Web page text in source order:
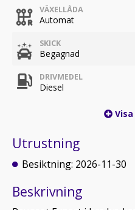
VÄXELLÅDA
Automat
SKICK
Begagnad
DRIVMEDEL
Diesel
Utrustning
Besiktning: 2026-11-30
Beskrivning